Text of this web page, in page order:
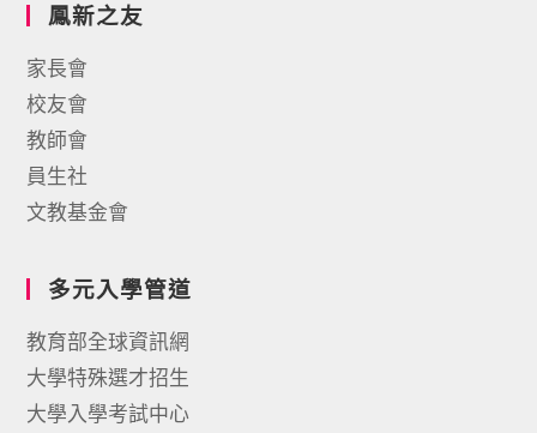
鳳新之友
家長會
校友會
教師會
員生社
文教基金會
多元入學管道
教育部全球資訊網
大學特殊選才招生
大學入學考試中心